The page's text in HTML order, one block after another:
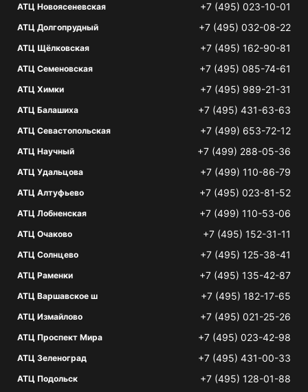
АТЦ Новоясеневская +7 (495) 023-10-01
АТЦ Долгопрудный +7 (495) 032-08-22
АТЦ Щёлковская +7 (495) 162-90-81
АТЦ Семеновская +7 (495) 085-74-61
АТЦ Химки +7 (495) 989-21-31
АТЦ Балашиха +7 (495) 431-63-63
АТЦ Севастопольская +7 (499) 653-72-12
АТЦ Научный +7 (499) 288-05-36
АТЦ Удальцова +7 (499) 110-86-79
АТЦ Алтуфьево +7 (495) 023-81-52
АТЦ Лобненская +7 (499) 110-53-06
АТЦ Очаково +7 (495) 152-31-11
АТЦ Солнцево +7 (495) 125-38-41
АТЦ Раменки +7 (495) 135-42-87
АТЦ Варшавское ш +7 (495) 182-17-65
АТЦ Измайлово +7 (495) 021-25-26
АТЦ Проспект Мира +7 (495) 023-42-98
АТЦ Зеленоград +7 (495) 431-00-33
АТЦ Подольск +7 (495) 128-01-88